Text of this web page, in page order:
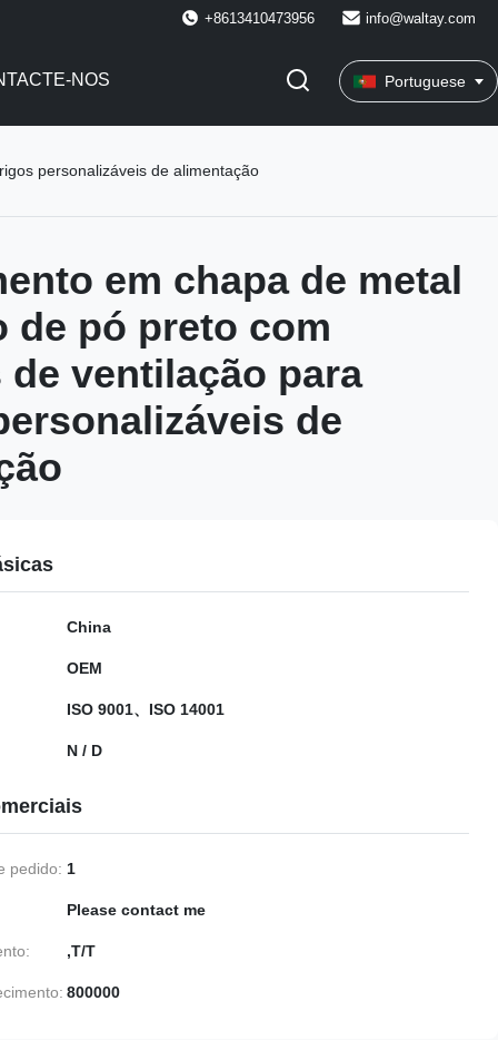
+8613410473956 info@waltay.com
NOS Portuguese
personalizáveis de alimentação
em chapa de metal
de pó preto com
ventilação para
de
China
OEM
ISO 9001、ISO 14001
N / D
pedido: 1
Please contact me
,T/T
800000